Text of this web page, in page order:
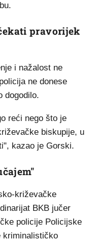
pravorijek
i nažalost ne
ne donese
dogodilo.
reći nego što je
biskupije, u
kazao je Gorski.
križevačke
BKB jučer
policije Policijske
kriminalističko